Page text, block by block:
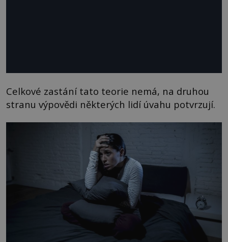
Celkové zastání tato teorie nemá, na druhou
stranu výpovědi některých lidí úvahu potvrzují.